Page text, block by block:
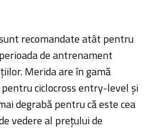
recomandate atât pentru
de antrenament
Merida are în gamă
ciclocross entry-level și
degrabă pentru că este cea
vedere al prețului de